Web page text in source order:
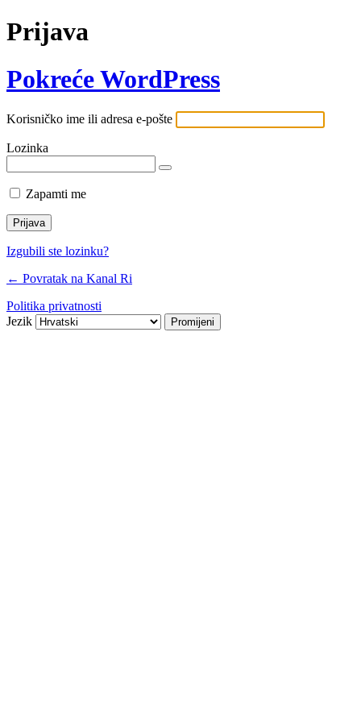
Prijava
Pokreće WordPress
Korisničko ime ili adresa e-pošte
Lozinka
Zapamti me
Izgubili ste lozinku?
← Povratak na Kanal Ri
Politika privatnosti
Jezik